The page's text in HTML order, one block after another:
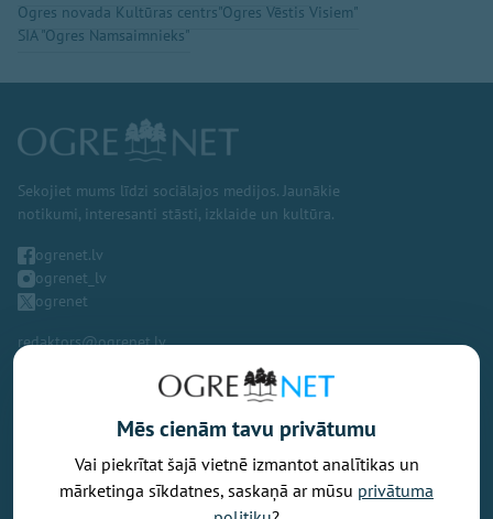
Ogres novada Kultūras centrs"Ogres Vēstis Visiem"
SIA "Ogres Namsaimnieks"
Sekojiet mums līdzi sociālajos medijos. Jaunākie
notikumi, interesanti stāsti, izklaide un kultūra.
ogrenet.lv
ogrenet_lv
ogrenet
redaktors@ogrenet.lv
Vēlaties izteikt savu viedokli par portālu? Pamanījāt kļūdu? Ir
problēma, ko vēlaties apspriest publiski? Vēlaties iesūtīt rakstu par
Mēs cienām tavu privātumu
Vai piekrītat šajā vietnē izmantot analītikas un
mārketinga sīkdatnes, saskaņā ar mūsu privātuma